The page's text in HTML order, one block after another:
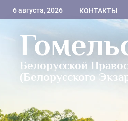
6 августа, 2026 КОНТАКТЫ
Белорусской
(Белорусского